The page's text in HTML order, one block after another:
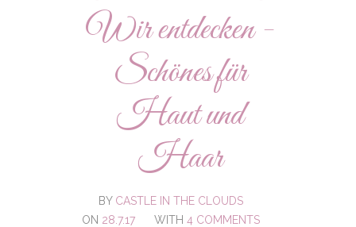
Wir entdecken -
Schönes für
Haut und
Haar
BY CASTLE IN THE CLOUDS
ON 28.7.17 WITH 4 COMMENTS